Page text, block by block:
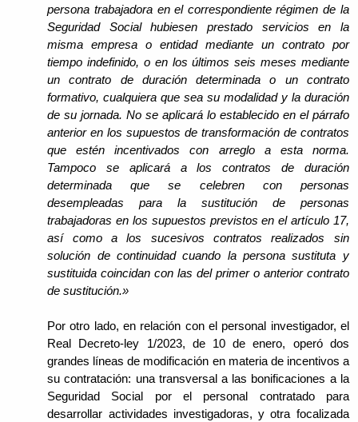
persona trabajadora en el correspondiente régimen de la
Seguridad Social hubiesen prestado servicios en la
misma empresa o entidad mediante un contrato por
tiempo indefinido, o en los últimos seis meses mediante
un contrato de duración determinada o un contrato
formativo, cualquiera que sea su modalidad y la duración
de su jornada. No se aplicará lo establecido en el párrafo
anterior en los supuestos de transformación de contratos
que estén incentivados con arreglo a esta norma.
Tampoco se aplicará a los contratos de duración
determinada que se celebren con personas
desempleadas para la sustitución de personas
trabajadoras en los supuestos previstos en el artículo 17,
así como a los sucesivos contratos realizados sin
solución de continuidad cuando la persona sustituta y
sustituida coincidan con las del primer o anterior contrato
de sustitución.»
Por otro lado, en relación con el personal investigador, el
Real Decreto-ley 1/2023, de 10 de enero, operó dos
grandes líneas de modificación en materia de incentivos a
su contratación: una transversal a las bonificaciones a la
Seguridad Social por el personal contratado para
desarrollar actividades investigadoras, y otra focalizada